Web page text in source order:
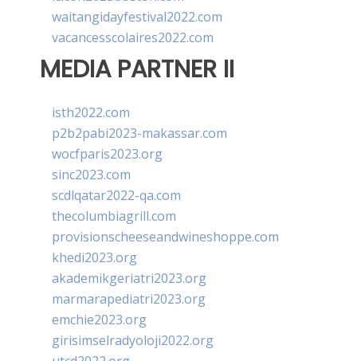
waitangidayfestival2022.com
vacancesscolaires2022.com
MEDIA PARTNER II
isth2022.com
p2b2pabi2023-makassar.com
wocfparis2023.org
sinc2023.com
scdlqatar2022-qa.com
thecolumbiagrill.com
provisionscheeseandwineshoppe.com
khedi2023.org
akademikgeriatri2023.org
marmarapediatri2023.org
emchie2023.org
girisimselradyoloji2022.org